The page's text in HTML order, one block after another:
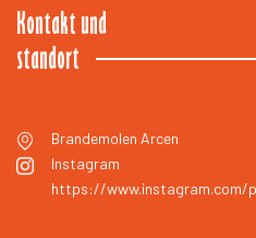
Kontakt und
standort
Brandemolen Arcen
Instagram
https://www.instagram.com/